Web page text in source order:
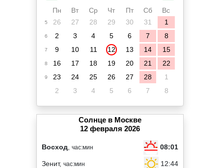
Пн Вт Ср Чт Пт Сб Вс
5 26 27 28 29 30 31 1
6 2 3 4 5 6 7 8
7 9 10 11 12 13 14 15
8 16 17 18 19 20 21 22
9 23 24 25 26 27 28
1
2
3 4 5 6 7 8
Солнце в Москве
12 февраля 2026
Восход час:мин 08:01
Зенит, час:мин 12:44